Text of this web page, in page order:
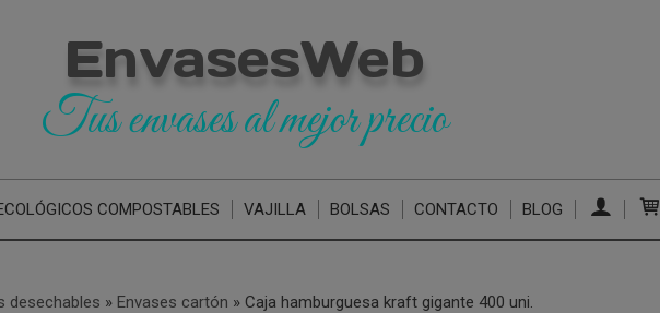
EnvasesWeb
Tus envases al mejor precio
COMPOSTABLES VAJILLA BOLSAS CONTACTO BLOG
desechables » Envases cartón » Caja hamburguesa kraft gigante 400 uni.